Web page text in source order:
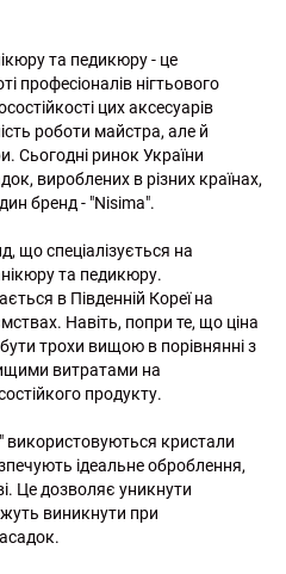
та педикюру - це
професіоналів нігтьового
цих аксесуарів
роботи майстра, але й
Сьогодні ринок України
вироблених в різних країнах,
бренд - "Nisima".
що спеціалізується на
та педикюру.
в Південній Кореї на
Навіть, попри те, що ціна
трохи вищою в порівнянні з
витратами на
продукту.
використовуються кристали
ідеальне оброблення,
Це дозволяє уникнути
виникнути при